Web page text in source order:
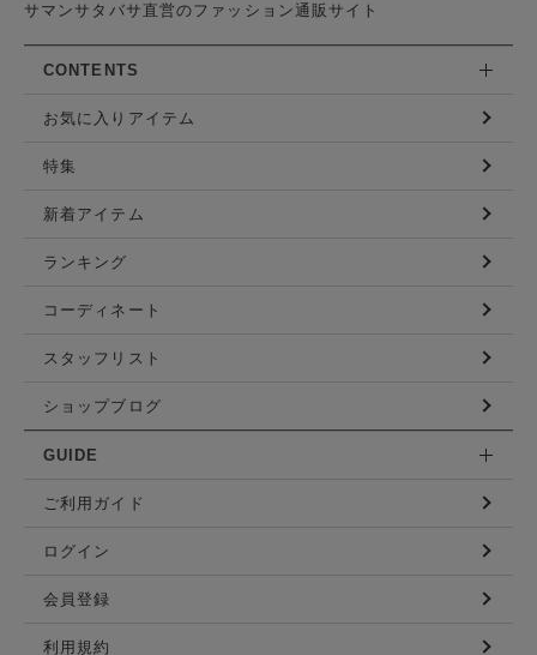
サマンサタバサ直営のファッション通販サイト
CONTENTS
お気に入りアイテム
特集
新着アイテム
ランキング
コーディネート
スタッフリスト
ショップブログ
GUIDE
ご利用ガイド
ログイン
会員登録
利用規約